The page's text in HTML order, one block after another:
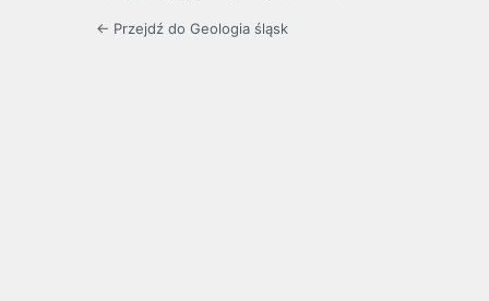
← Przejdź do Geologia śląsk